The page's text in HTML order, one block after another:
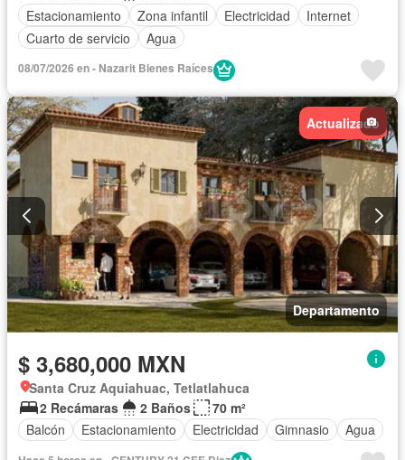
Estacionamiento
Zona infantil Electricidad
Internet
Cuarto de servicio
Agua
08/07/2026 en - Nazarit Bienes Raíces
Actualizado
Departamento
$ 3,680,000 MXN
Santa Cruz Aquiahuac, Tetlatlahuca
2 Recámaras
2 Baños
70 m²
Balcón
Estacionamiento Electricidad Gimnasio Agua